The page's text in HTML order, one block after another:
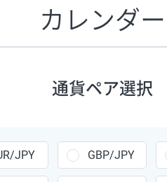
あたりの
ポイント
170円
カレンダー
通貨ペア選択
JPY GBP/JPY